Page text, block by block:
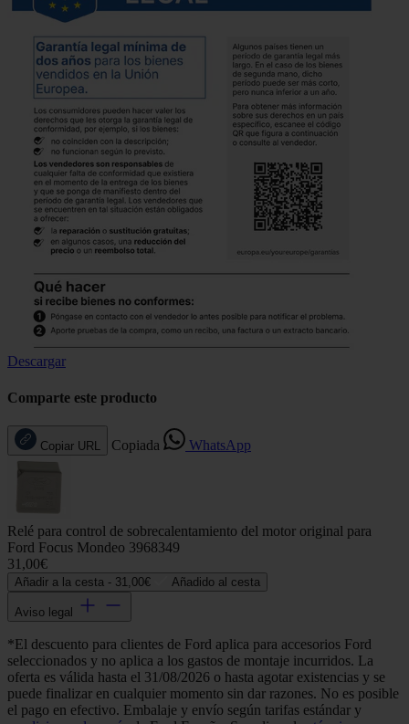
Descargar
Comparte este producto
Copiar URL Copiada WhatsApp
Relé para control de sobrecalentamiento del motor original para
Ford Focus Mondeo 3968349
31,00€
Añadir a la cesta - 31,00€ Añadido al cesta
Aviso legal
*El descuento para clientes de Ford aplica para accesorios Ford
seleccionados y no aplica a los gastos de montaje incurridos. La
oferta es válida hasta el 31/08/2026 o hasta agotar existencias y se
puede finalizar en cualquier momento sin dar razones. No es posible
el pago en efectivo. Embalaje y envío según tarifas estándar y